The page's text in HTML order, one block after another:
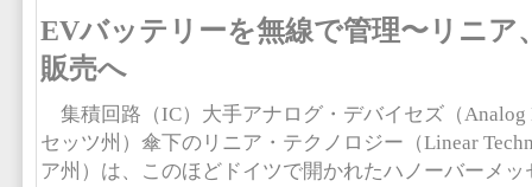
EVバッテリーを無線で管理〜リニア
販売へ
集積回路（IC）大手アナログ・デバイセズ（Analog
セッツ州）傘下のリニア・テクノロジー（Linear
ア州）は、このほどドイツで開かれたハノーバーメ